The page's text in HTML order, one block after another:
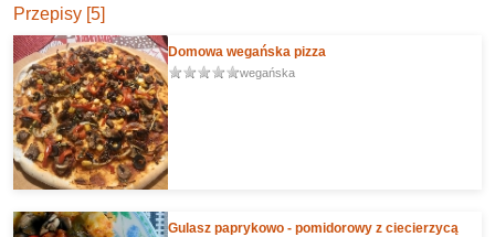
Przepisy [5]
Domowa wegańska pizza
wegańska
Gulasz paprykowo - pomidorowy z ciecierzycą